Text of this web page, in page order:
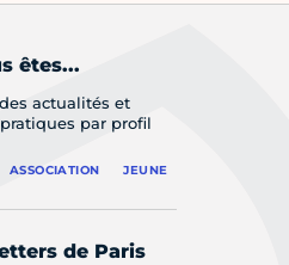
êtes...
actualités et
par profil
ASSOCIATION JEUNE
de Paris